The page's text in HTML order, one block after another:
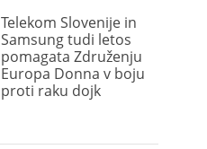
Telekom Slovenije in
Samsung tudi letos
pomagata Združenju
Europa Donna v boju
proti raku dojk